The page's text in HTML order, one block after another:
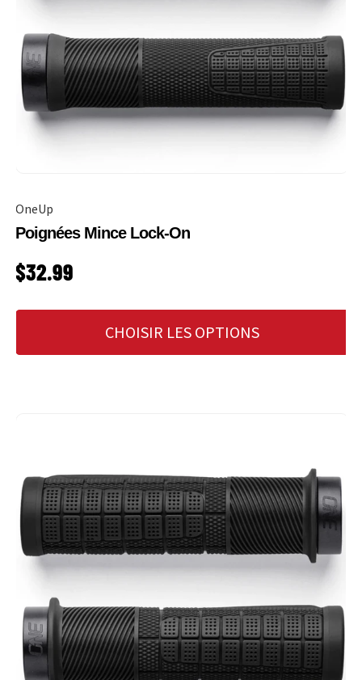
OneUp
Poignées Mince Lock-On
PRIX HABITUEL
$32.99
CHOISIR LES OPTIONS